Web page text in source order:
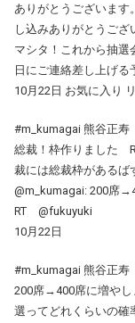
ありがとうございます
し込みありがとうござ
マシタ！これから抽選
日にご連絡差し上げる
10月22日 お気に入り
#m_kumagai 熊谷正寿
総裁！枠作りました
裁には総裁枠があるば
@m_kumagai: 200席
RT @fukuyuki
10月22日
#m_kumagai 熊谷正寿
200席→400席に増や
選ってどれくらいの確